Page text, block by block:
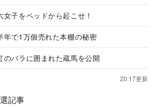
女子をベッドから起こせ！
年で1万個売れた本棚の秘密
のバラに囲まれた蔵馬を公開
20:17更新
記事